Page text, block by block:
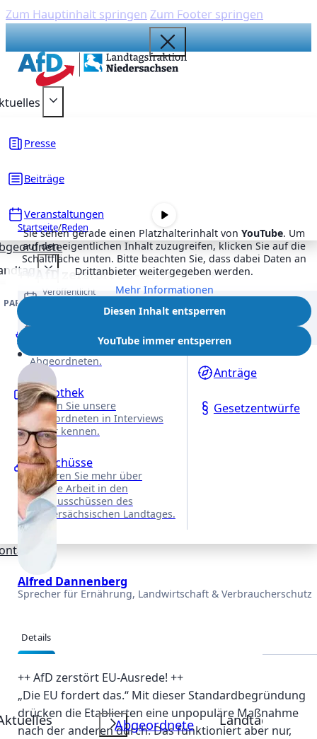
Zum Hauptinhalt springen Zum Footer springen
{acf_social_media_plattform}
{acf_social_media_plattform}
{acf_social_media_plattform}
{acf_social_media_plattform}
{acf_social_media_plattform}
Presse
Beiträge
Veranstaltungen
PARLAMENTARISCHE ARBEIT
Alle Reden unserer
Abgeordneten.
Videothek
Lernen Sie unsere
Abgeordneten in Interviews
näher kennen.
Ausschüsse
Erfahren Sie mehr über
unsere Arbeit in den
Fachausschüssen des
Niedersächsischen Landtages.
Anfragen
Anträge
Gesetzentwürfe
Abgeordnete Landtag
Startseite/Reden
Sie sehen gerade einen Platzhalterinhalt von YouTube. Um
auf den eigentlichen Inhalt zuzugreifen, klicken Sie auf die
Schaltfläche unten. Bitte beachten Sie, dass dabei Daten an
Drittanbieter weitergegeben werden.
Mehr Informationen
Diesen Inhalt entsperren
YouTube immer entsperren
++ AfD zerstört EU-Ausrede! ++
Veröffentlicht
27. Mai 2026, 12:17 Uhr
REDE
VON
Alfred Dannenberg
Sprecher für Ernährung, Landwirtschaft & Verbraucherschutz
Details
Beschreibung
++ AfD zerstört EU-Ausrede! ++
„Die EU fordert das.“ Mit dieser Standardbegründung
drücken die Etablierten eine unpopuläre Maßnahme
nach der anderen durch. Das funktioniert aber nur,